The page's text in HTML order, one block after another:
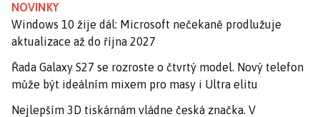
NOVINKY
Windows 10 žije dál: Microsoft nečekaně prodlužuje
aktualizace až do října 2027
Řada Galaxy S27 se rozroste o čtvrtý model. Nový telefon
může být ideálním mixem pro masy i Ultra elitu
Nejlepším 3D tiskárnám vládne česká značka. V